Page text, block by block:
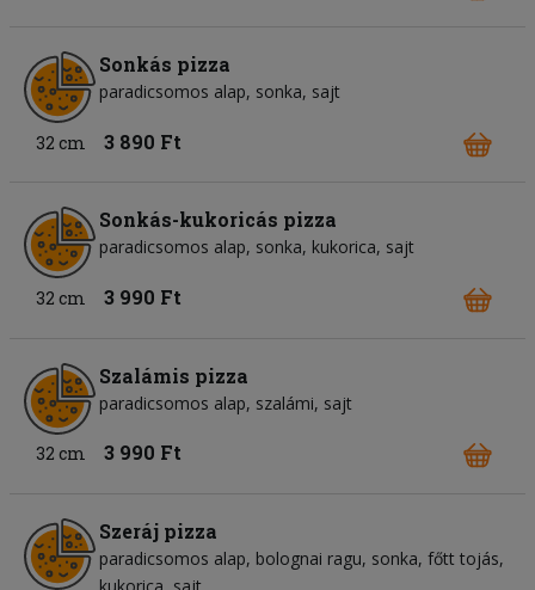
Sonkás pizza
paradicsomos alap sonka sajt
32 cm 3 890 Ft
Sonkás-kukoricás pizza
paradicsomos alap sonka kukorica sajt
32 cm 3 990 Ft
Szalámis pizza
paradicsomos alap szalámi sajt
32 cm 3 990 Ft
Szeráj pizza
paradicsomos alap bolognai ragu sonka főtt tojás